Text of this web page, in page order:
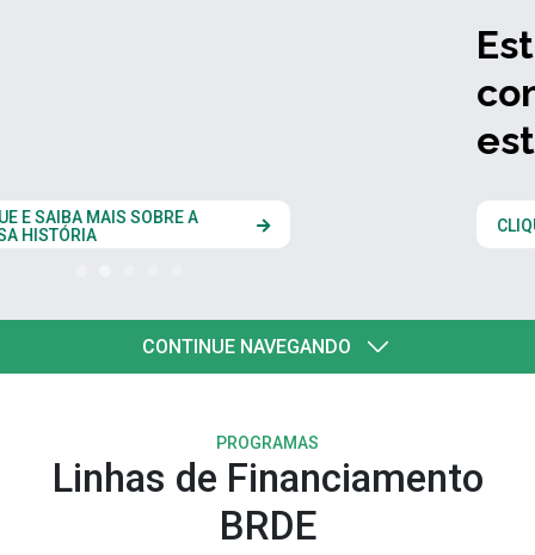
conjunta entre os quatro
CLIQUE AQUI
CONTINUE NAVEGANDO
PROGRAMAS
Linhas de Financiamento
BRDE